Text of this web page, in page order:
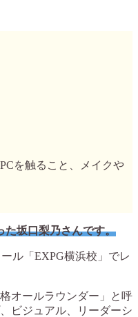
を触ること、メイクや
た坂口梨乃さんです。
ル「EXPG横浜校」でレ
オールラウンダー」と呼
ビジュアル、リーダーシ